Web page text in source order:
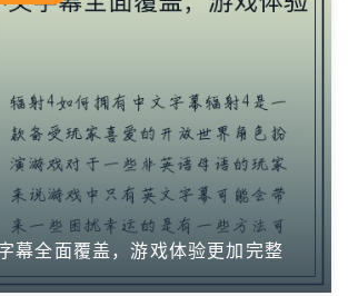
幕全面覆盖，游戏体验更加完整